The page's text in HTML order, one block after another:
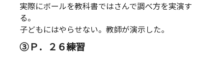
実際にボールを教科書ではさんで調べ方を実演す
る。
子どもにはやらせない。教師が演示した。
③Ｐ．２６練習